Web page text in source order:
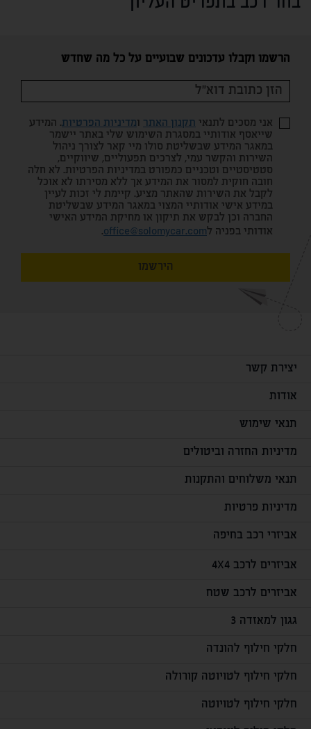
בחר רכב בתפריט העליון
הרשמו וקבלו עדכונים שבועיים על כל מה שחדש
אני מסכים לתנאי תקנון האתר ומדיניות הפרטיות. המידע
שייאסף אודותיי במסגרת השימוש שלי באתר יישמר
במאגר המידע שבשליטת סולו מיי קאר לצורך ניהול
השירות והקשר עמי, לצרכים תפעוליים, שיווקיים,
סטטיסטיים וטכניים כמפורט במדיניות הפרטיות. לא חלה
חובה חוקית למסור את המידע אך ללא מסירתו לא אוכל
לקבל את השירות שהאתר מציע. קיימת לי זכות לעיין
במידע אישי אודותיי המצוי במאגר המידע שבשליטת
החברה וכן לבקש את תיקון או מחיקת המידע האישי
אודותי בפניה לoffice@solomycar.com
.
הירשמו
יצירת קשר
אודות
תנאי שימוש
מדיניות החזרה וביטולים
תנאי משלוחים והתקנות
מדיניות פרטיות
אביזרי רכב בחיפה
אביזרים לרכב 4X4
אביזרים לרכב שטח
גגון למאזדה 3
חלקי חילוף להונדה
חלקי חילוף לטויוטה קורולה
חלקי חילוף לטויוטה